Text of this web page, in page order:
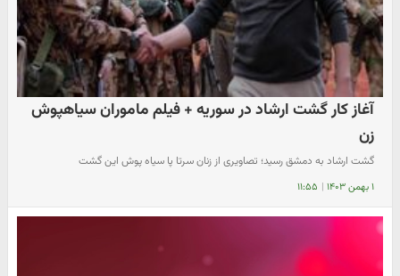
آغاز کار گشت ارشاد در سوریه + فیلم ماموران سیاهپوش
زن
گشت ارشاد به دمشق رسید؛ تصاویری از زنان سرتا پا سیاه پوش این گشت
۱ بهمن ۱۴۰۳ | ۱۱:۵۵